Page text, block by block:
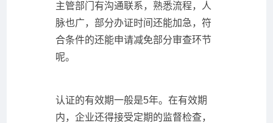
主管部门有沟通联系，熟悉流程，人
脉也广，部分办证时间还能加急，符
合条件的还能申请减免部分审查环节
呢。
认证的有效期一般是5年。在有效期
内，企业还得接受定期的监督检查，